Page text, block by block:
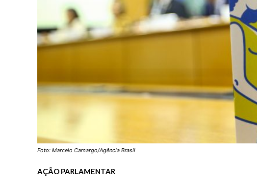
Foto: Marcelo Camargo/Agência Brasil
AÇÃO PARLAMENTAR